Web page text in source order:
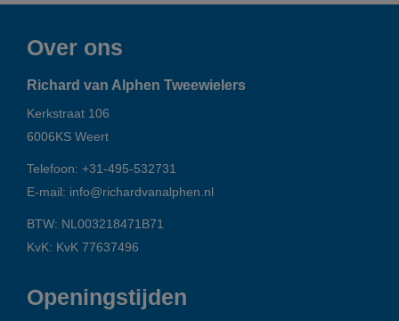
Over ons
Richard van Alphen Tweewielers
Kerkstraat 106
6006KS Weert
Telefoon: +31-495-532731
E-mail: info@richardvanalphen.nl
BTW: NL003218471B71
KvK: KvK 77637496
Openingstijden